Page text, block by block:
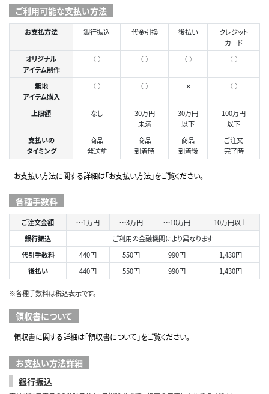
ご利用可能な支払い方法
お支払方法 銀行振込 代金引換 後払い
クレジット
カード
オリジナル
アイテム制作
○ ○ ○ ◯
無地
アイテム購入
○ ○ ✕ ○
上限額 なし
30万円
未満
30万円
以下
100万円
以下
支払いの
タイミング
商品
発送前
商品
到着時
商品
到着後
ご注文
完了時
お支払い方法に関する詳細は「お支払い方法」をご覧ください。
各種手数料
ご注文金額 ～1万円 ～3万円 ～10万円
10万円以上
銀行振込
ご利用の金融機関により異なります
代引手数料
440円 550円 990円
1,430円
後払い
440円 550円 990円 1,430円
※各種手数料は税込表示です。
領収書について
領収書に関する詳細は「領収書について」をご覧ください。
お支払い方法詳細
銀行振込